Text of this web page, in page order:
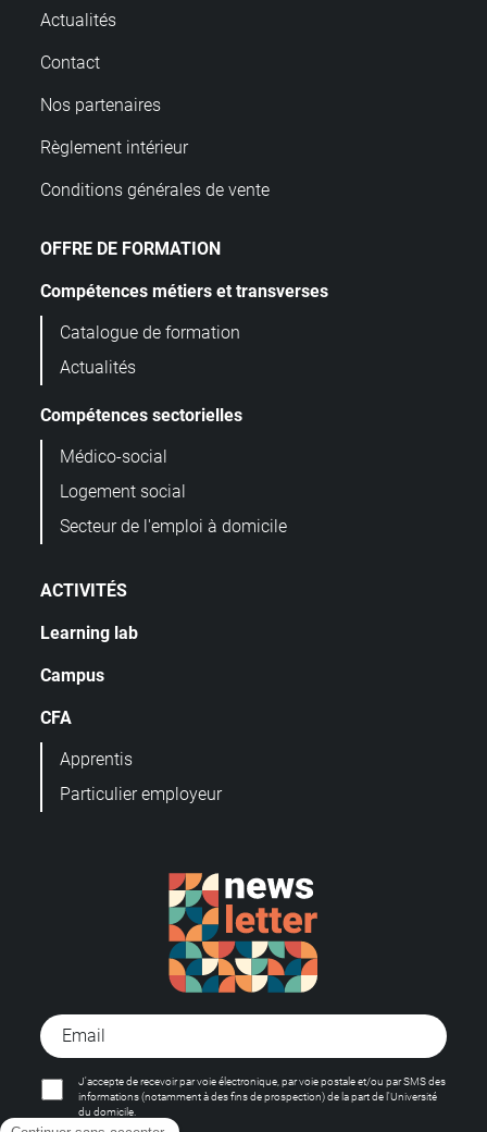
Actualités
Contact
Nos partenaires
Règlement intérieur
Conditions générales de vente
OFFRE DE FORMATION
Compétences métiers et transverses
Catalogue de formation
Actualités
Compétences sectorielles
Médico-social
Logement social
Secteur de l'emploi à domicile
ACTIVITÉS
Learning lab
Campus
CFA
Apprentis
Particulier employeur
J'accepte de recevoir par voie électronique, par voie postale et/ou par SMS des
informations (notamment à des fins de prospection) de la part de l'Université
du domicile.